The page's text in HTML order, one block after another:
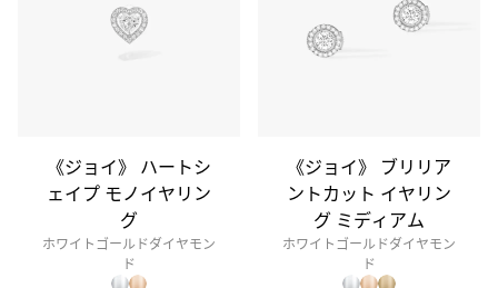
《ジョイ》 ハートシ
ェイプ モノイヤリン
グ
ホワイトゴールドダイヤモン
ド
《ジョイ》 ブリリア
ントカット イヤリン
グ ミディアム
ホワイトゴールドダイヤモン
ド